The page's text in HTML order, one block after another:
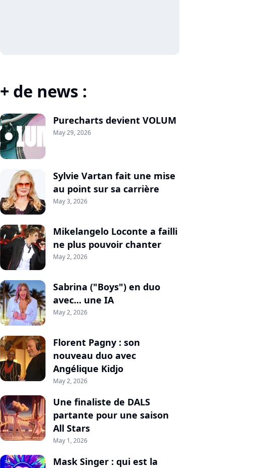
+ de news :
Purecharts devient VOLUM
May 29, 2026
Sylvie Vartan fait une mise
au point sur sa carrière
May 3, 2026
Mikelangelo Loconte a failli
ne plus pouvoir chanter
May 2, 2026
Sabrina ("Boys") en duo
avec... une IA
May 2, 2026
Florent Pagny : son
nouveau duo avec
Angélique Kidjo
May 2, 2026
Une finaliste de DALS
partante pour une saison
All Stars
May 1, 2026
Mask Singer : qui est la